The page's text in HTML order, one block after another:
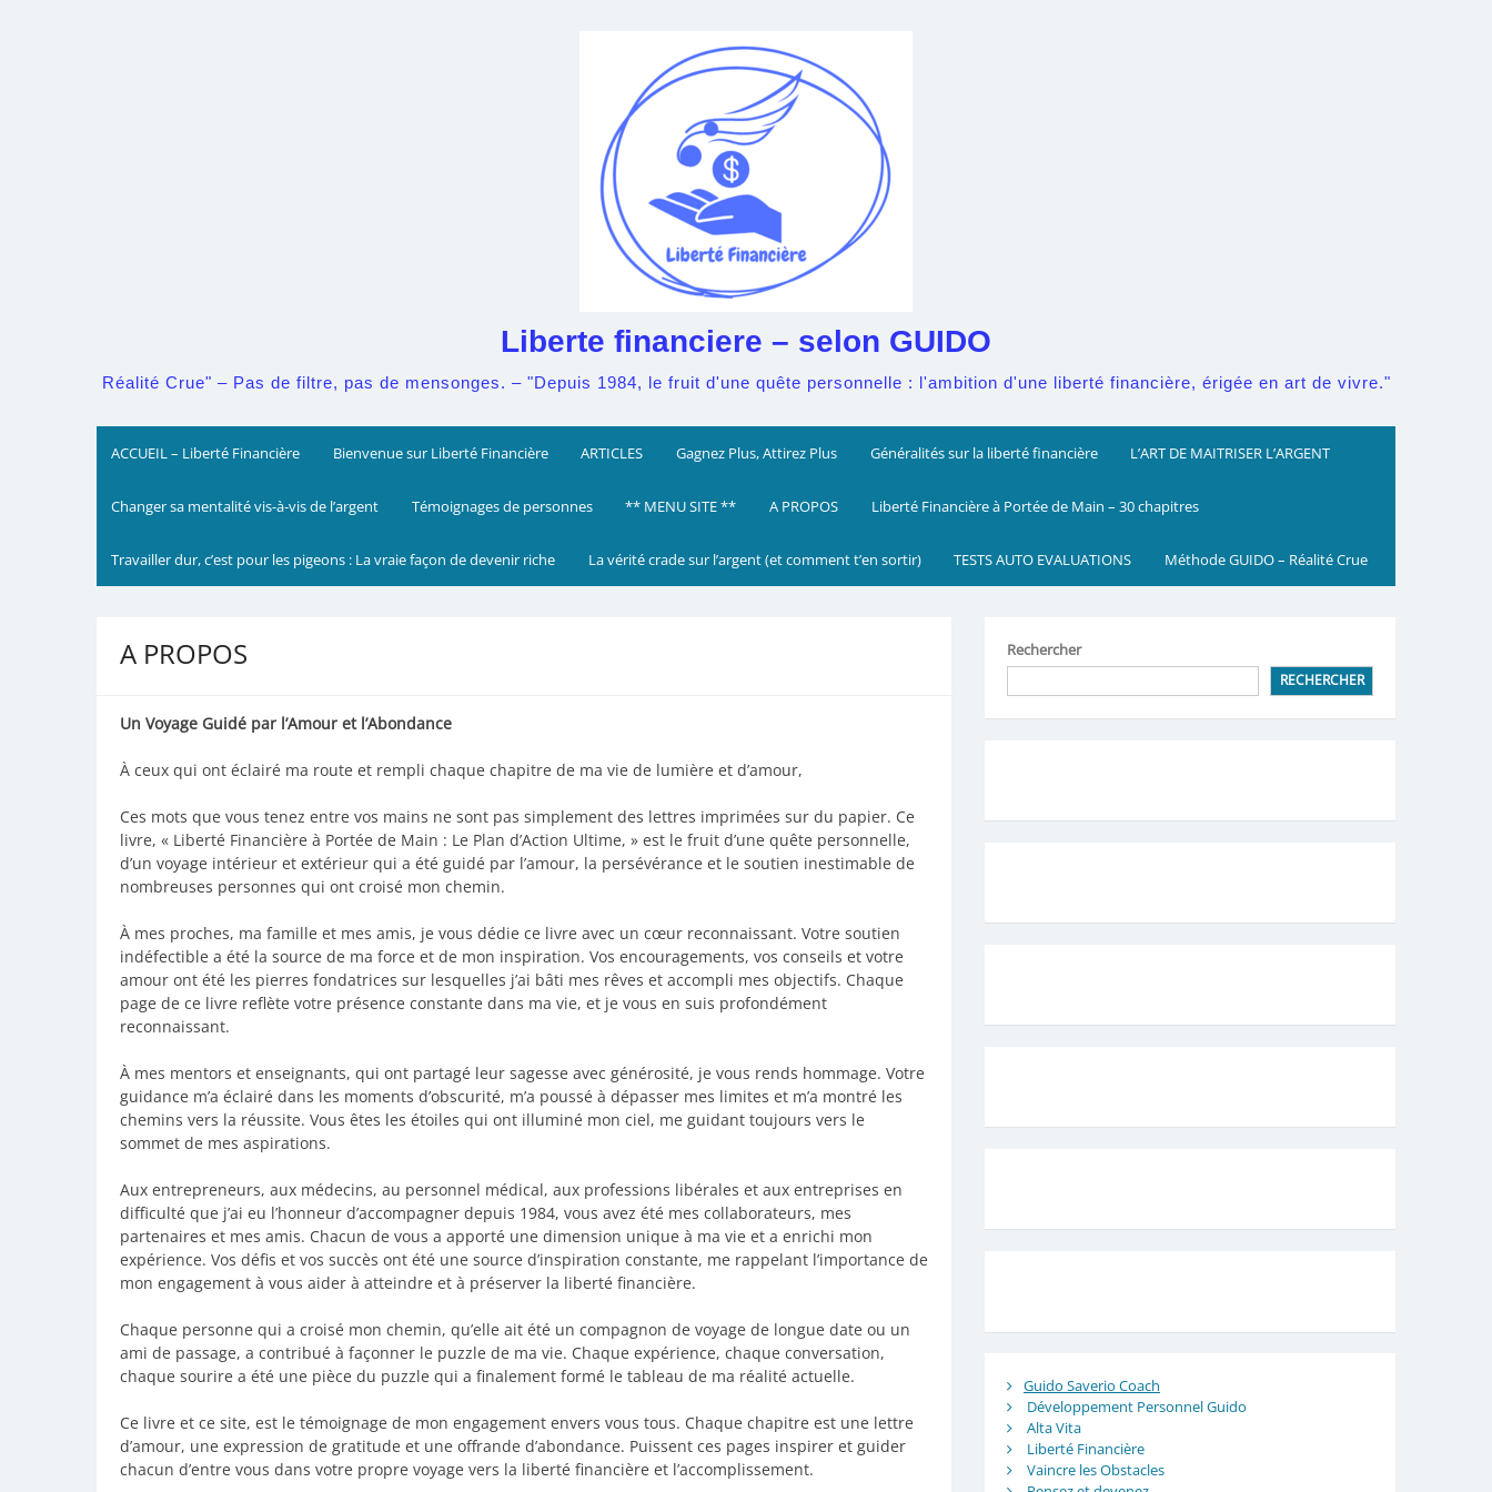
Liberte financiere – selon GUIDO
Réalité Crue" – Pas de filtre, pas de mensonges. – "Depuis 1984, le fruit d'une quête personnelle : l'ambition d'une liberté financière, érigée en art de vivre."
ACCUEIL – Liberté Financière Bienvenue sur Liberté Financière ARTICLES Gagnez Plus, Attirez Plus Généralités sur la liberté financière L’ART DE MAITRISER L’ARGENT
Changer sa mentalité vis-à-vis de l’argent Témoignages de personnes ** MENU SITE ** A PROPOS Liberté Financière à Portée de Main – 30 chapitres
Travailler dur, c’est pour les pigeons : La vraie façon de devenir riche La vérité crade sur l’argent (et comment t’en sortir) TESTS AUTO EVALUATIONS Méthode GUIDO – Réalité Crue
A PROPOS
Un Voyage Guidé par l’Amour et l’Abondance
À ceux qui ont éclairé ma route et rempli chaque chapitre de ma vie de lumière et d’amour,
Ces mots que vous tenez entre vos mains ne sont pas simplement des lettres imprimées sur du papier. Ce
livre, « Liberté Financière à Portée de Main : Le Plan d’Action Ultime, » est le fruit d’une quête personnelle,
d’un voyage intérieur et extérieur qui a été guidé par l’amour, la persévérance et le soutien inestimable de
nombreuses personnes qui ont croisé mon chemin.
À mes proches, ma famille et mes amis, je vous dédie ce livre avec un cœur reconnaissant. Votre soutien
indéfectible a été la source de ma force et de mon inspiration. Vos encouragements, vos conseils et votre
amour ont été les pierres fondatrices sur lesquelles j’ai bâti mes rêves et accompli mes objectifs. Chaque
page de ce livre reflète votre présence constante dans ma vie, et je vous en suis profondément
reconnaissant.
À mes mentors et enseignants, qui ont partagé leur sagesse avec générosité, je vous rends hommage. Votre
guidance m’a éclairé dans les moments d’obscurité, m’a poussé à dépasser mes limites et m’a montré les
chemins vers la réussite. Vous êtes les étoiles qui ont illuminé mon ciel, me guidant toujours vers le
sommet de mes aspirations.
Aux entrepreneurs, aux médecins, au personnel médical, aux professions libérales et aux entreprises en
difficulté que j’ai eu l’honneur d’accompagner depuis 1984, vous avez été mes collaborateurs, mes
partenaires et mes amis. Chacun de vous a apporté une dimension unique à ma vie et a enrichi mon
expérience. Vos défis et vos succès ont été une source d’inspiration constante, me rappelant l’importance de
mon engagement à vous aider à atteindre et à préserver la liberté financière.
Chaque personne qui a croisé mon chemin, qu’elle ait été un compagnon de voyage de longue date ou un
ami de passage, a contribué à façonner le puzzle de ma vie. Chaque expérience, chaque conversation,
chaque sourire a été une pièce du puzzle qui a finalement formé le tableau de ma réalité actuelle.
Ce livre et ce site, est le témoignage de mon engagement envers vous tous. Chaque chapitre est une lettre
d’amour, une expression de gratitude et une offrande d’abondance. Puissent ces pages inspirer et guider
chacun d’entre vous dans votre propre voyage vers la liberté financière et l’accomplissement.
Rechercher
RECHERCHER
Guido Saverio Coach
Développement Personnel Guido
Alta Vita
Liberté Financière
Vaincre les Obstacles